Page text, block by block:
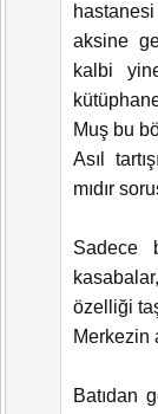
hastanesi
aksine
kalbi
Muş bu
Asıl
mıdır
Sadece
özelliği
Merkezin
Batıdan